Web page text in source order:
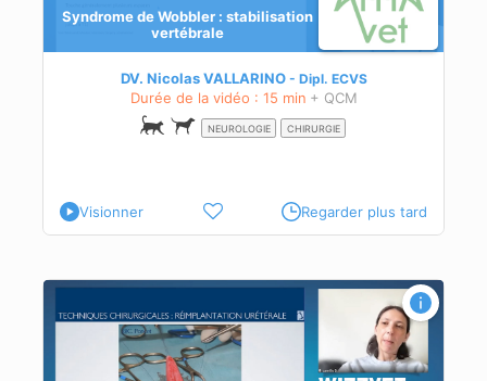
Syndrome de Wobbler : stabilisation
vertébrale
DV. Nicolas VALLARINO Dipl. ECVS
Durée de la vidéo : 15 min + QCM
NEUROLOGIE CHIRURGIE
Visionner Regarder plus tard